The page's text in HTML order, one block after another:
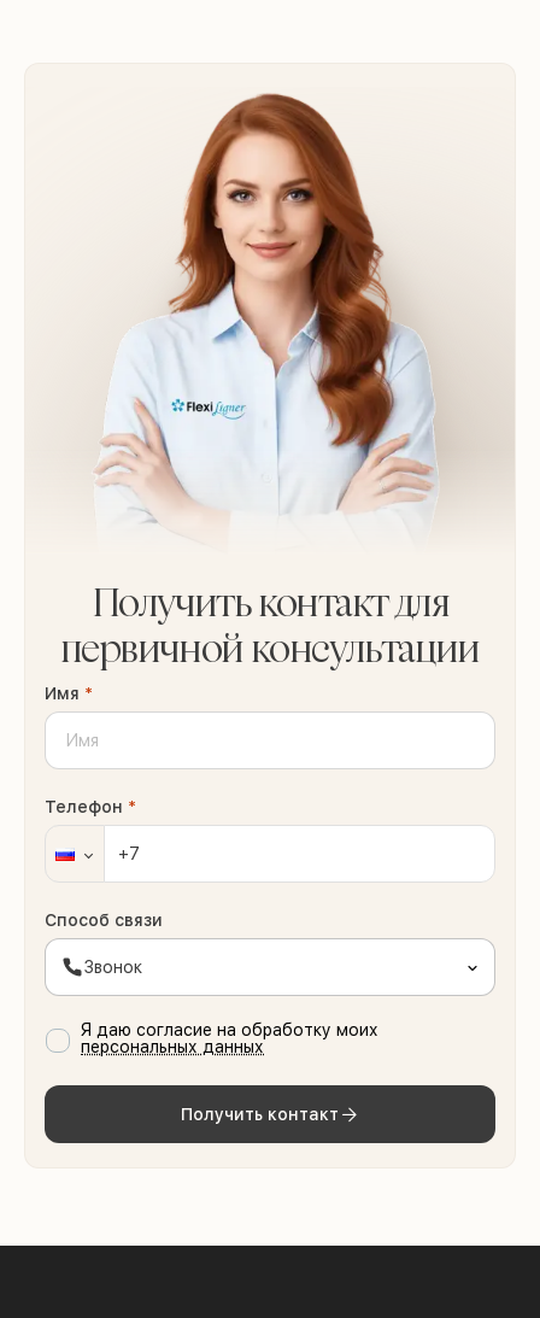
Получить контакт для
первичной консультации
Имя *
Телефон *
Способ связи
Звонок
Я даю согласие на обработку моих
персональных данных
Получить контакт